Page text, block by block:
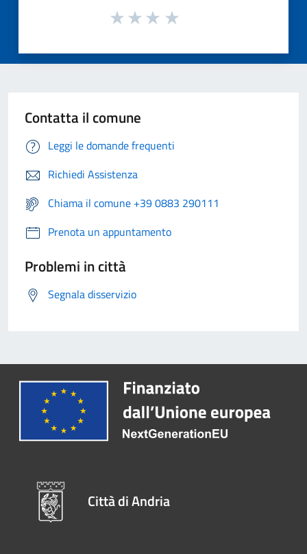
Contatta il comune
Leggi le domande frequenti
Richiedi Assistenza
Chiama il comune +39 0883 290111
Prenota un appuntamento
Problemi in città
Segnala disservizio
Città di Andria